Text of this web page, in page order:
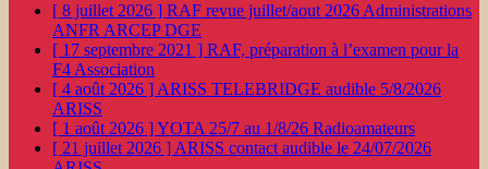
[ 8 juillet 2026 ] RAF revue juillet/aout 2026 Administrations
ANFR ARCEP DGE
[ 17 septembre 2021 ] RAF, préparation à l’examen pour la
F4 Association
[ 4 août 2026 ] ARISS TELEBRIDGE audible 5/8/2026
ARISS
[ 1 août 2026 ]YOTA 25/7 au 1/8/26 Radioamateurs
[ 21 juillet 2026 ] ARISS contact audible le 24/07/2026